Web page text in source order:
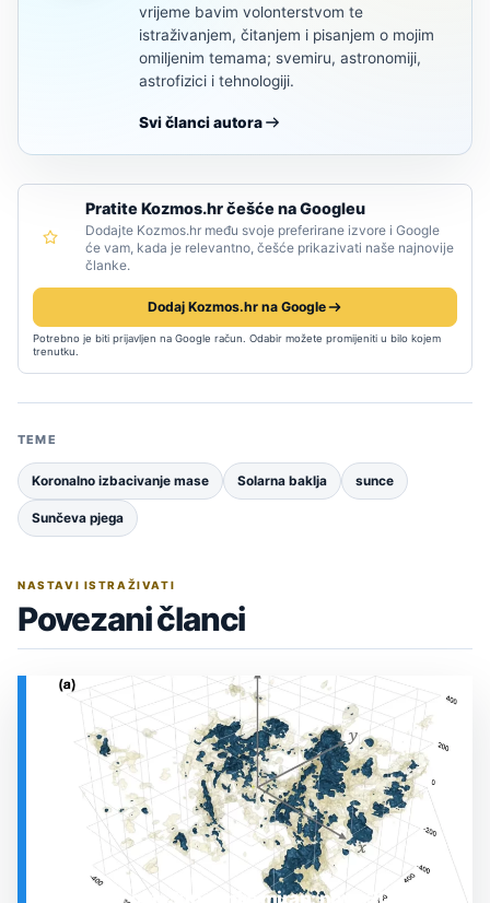
vrijeme bavim volonterstvom te
istraživanjem, čitanjem i pisanjem o mojim
omiljenim temama; svemiru, astronomiji,
astrofizici i tehnologiji.
Svi članci autora
Pratite Kozmos.hr češće na Googleu
Dodajte Kozmos.hr među svoje preferirane izvore i Google
će vam, kada je relevantno, češće prikazivati naše najnovije
članke.
Dodaj Kozmos.hr na Google
Potrebno je biti prijavljen na Google račun. Odabir možete promijeniti u bilo kojem
trenutku.
TEME
Koronalno izbacivanje mase Solarna baklja sunce
Sunčeva pjega
NASTAVI ISTRAŽIVATI
Povezani članci